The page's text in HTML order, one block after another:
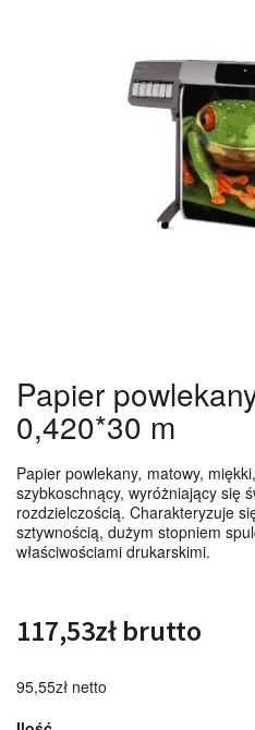
Papier
0,420*30 m
Papier powlekany, matowy,
szybkoschnący, wyróżniający się
rozdzielczością. Charakteryzuje
sztywnością, dużym stopniem
właściwościami drukarskimi.
117,53zł brutto
95,55zł netto